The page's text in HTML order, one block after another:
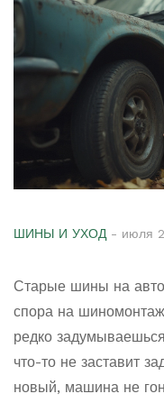
ШИНЫ И УХОД - июля
Старые шины на
спора на
редко
что-то не заставит
новый, машина не